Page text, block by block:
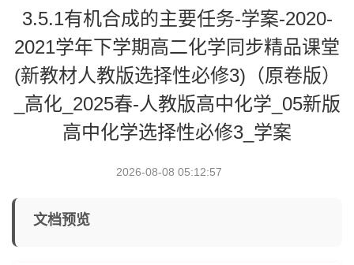
3.5.1有机合成的主要任务-学案-2020-
2021学年下学期高二化学同步精品课堂
(新教材人教版选择性必修3)（原卷版）
_高化_2025春-人教版高中化学_05新版
高中化学选择性必修3_学案
2026-08-08 05:12:57
文档预览